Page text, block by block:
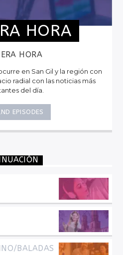
HORA
HORA
en San Gil y la región con
radial con las noticias más
del día.
EPISODES
BALADAS